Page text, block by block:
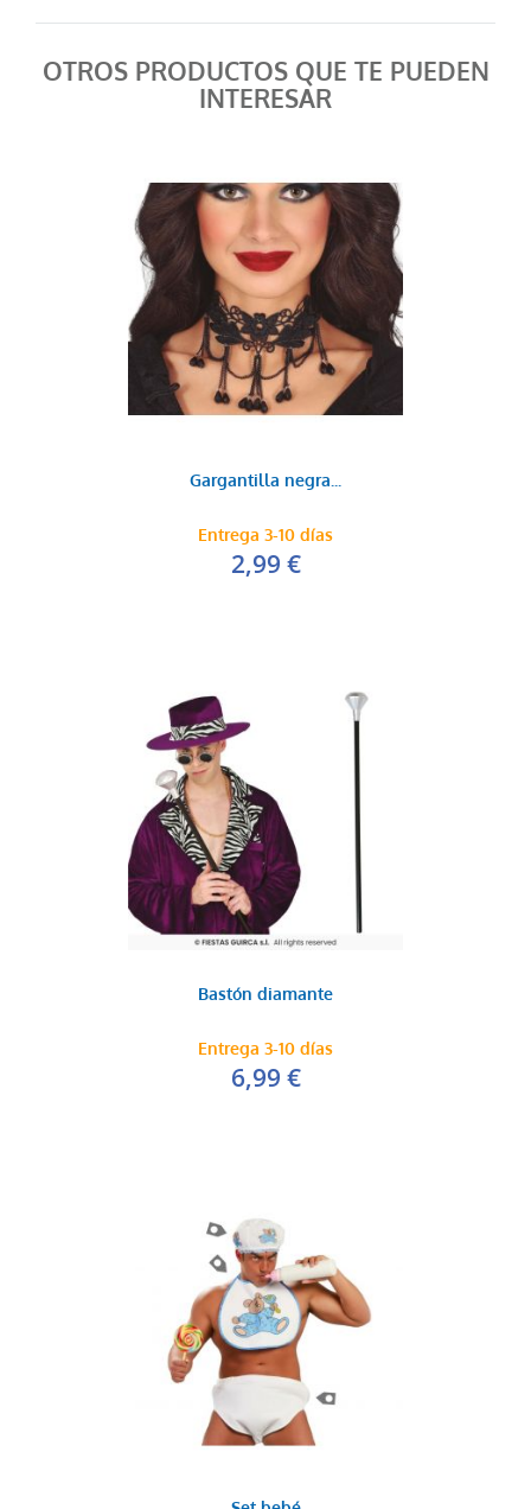
OTROS PRODUCTOS QUE TE PUEDEN
INTERESAR
Gargantilla negra...
Entrega 3-10 días
2,99 €
Bastón diamante
Entrega 3-10 días
6,99 €